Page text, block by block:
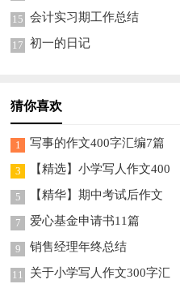
模板锦集9篇
15 会计实习期工作总结
17 初一的日记
猜你喜欢
1 写事的作文400字汇编7篇
3
【精选】小学写人作文400
字集合八篇
5
【精华】期中考试后作文
300字汇编六篇
7 爱心基金申请书11篇
9 销售经理年终总结
11 关于小学写人作文300字汇